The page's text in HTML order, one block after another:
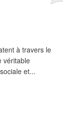
à travers le
véritable
et...